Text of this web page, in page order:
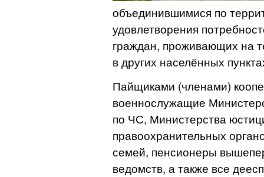
объединившимися по
удовлетворения
граждан, проживающих на
в других населённых
Пайщиками (членами)
военнослужащие
по ЧС, Министерства
правоохранительных
семей, пенсионеры
ведомств, а также все